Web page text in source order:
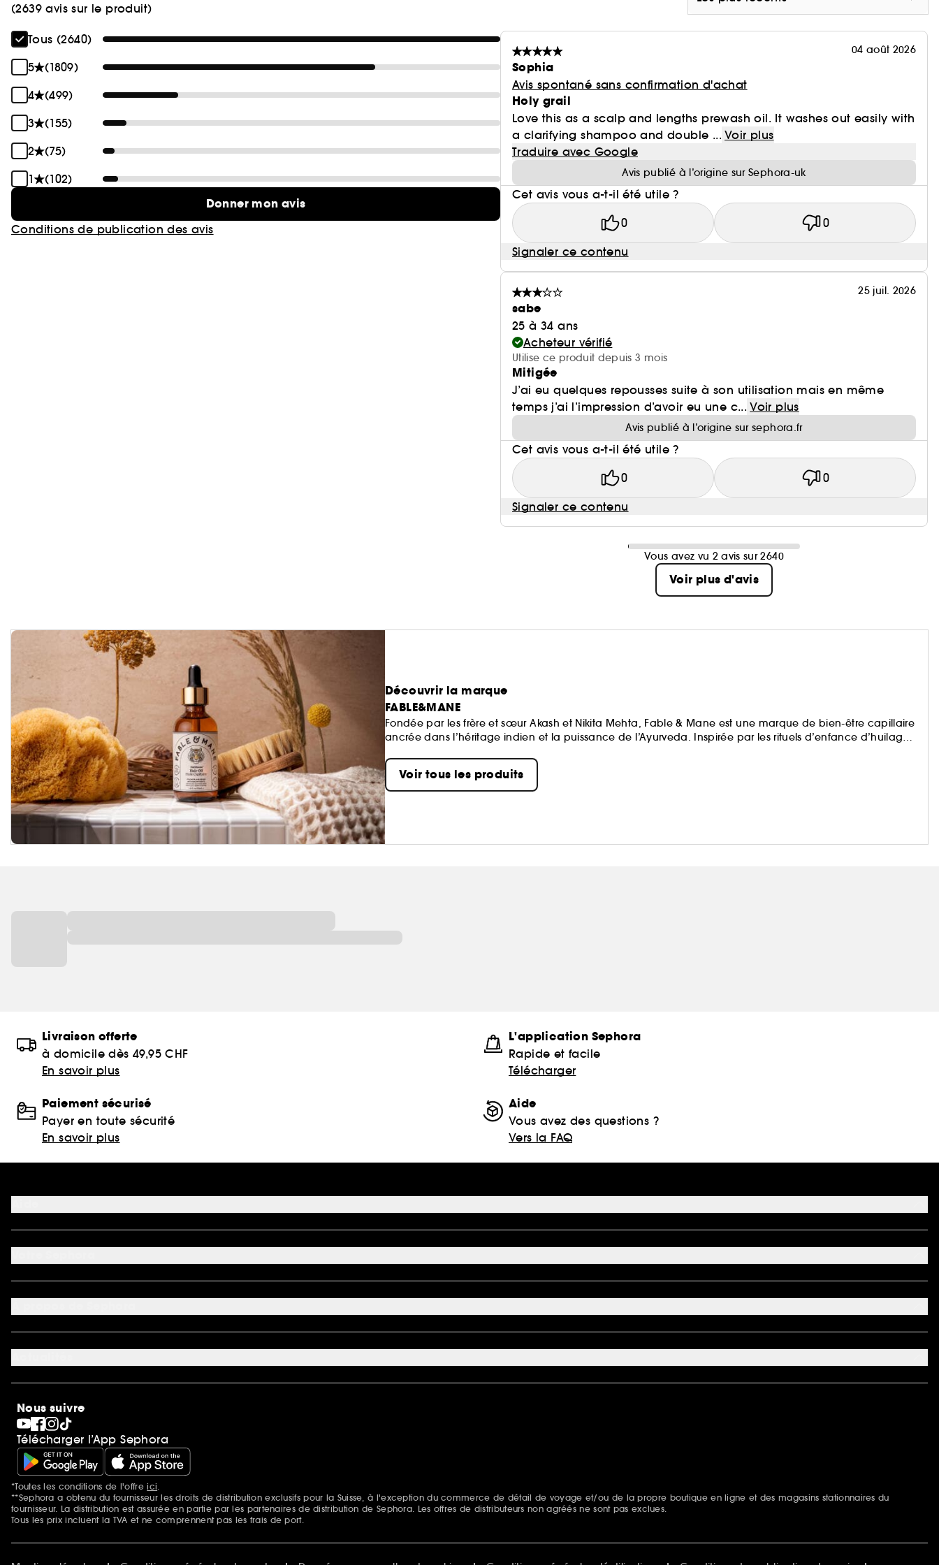
(2639 avis sur le produit)
Tous (2640)
5
(1809)
4
(499)
3
(155)
2
(75)
1
(102)
Donner mon avis
Conditions de publication des avis
04 août 2026
Sophia
Avis spontané sans confirmation d'achat
Holy grail
Love this as a scalp and lengths prewash oil. It washes out easily with
a clarifying shampoo and double ... Voir plus
Traduire avec Google
Avis publié à l’origine sur Sephora-uk
Cet avis vous a-t-il été utile ?
0 0
Signaler ce contenu
25 juil. 2026
sabe
25 à 34 ans
Acheteur vérifié
Utilise ce produit depuis 3 mois
Mitigée
J’ai eu quelques repousses suite à son utilisation mais en même
temps j’ai l’impression d’avoir eu une c... Voir plus
Avis publié à l’origine sur sephora.fr
Cet avis vous a-t-il été utile ?
0 0
Signaler ce contenu
Vous avez vu 2 avis sur 2640
Voir plus d'avis
Découvrir la marque
FABLE&MANE
Fondée par les frère et sœur Akash et Nikita Mehta, Fable & Mane est une marque de bien-être capillaire
ancrée dans l’héritage indien et la puissance de l’Ayurveda. Inspirée par les rituels d’enfance d’huilage
aujourd’hui. En associant des ingrédients ayurvédiques à des soins modernes, Fable & Mane crée des
rituels capillaires sensoriels qui renforcent les racines, protègent les fibres capillaires et rétablissent
l’harmonie entre les cheveux et le cuir chevelu.
Voir tous les produits
Livraison offerte
à domicile dès 49,95 CHF
En savoir plus
L'application Sephora
Rapide et facile
Télécharger
Paiement sécurisé
Payer en toute sécurité
En savoir plus
Aide
Vous avez des questions ?
Vers la FAQ
FAQ
Nous contacter
Mon compte
Préférence cookies
Découvrir Sephora
Carrière
SEPHORA Prize
Clean at Sephora
Pride
Nous suivre
Télécharger l’App Sephora
Mentions additionnelles
*Toutes les conditions de l'offreici
**Sephora a obtenu du fournisseur les droits de distribution exclusifs pour la Suisse, à l'exception du commerce de détail de voyage et/ou de la propre boutique en ligne et des magasins stationnaires du
fournisseur. La distribution est assurée en partie par les partenaires de distribution de Sephora. Les offres de distributeurs non agréés ne sont pas exclues.
Tous les prix incluent la TVA et ne comprennent pas les frais de port.